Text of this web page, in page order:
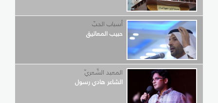
أسباب الحبّ
حبيب المعاتيق
المعبد الشّعريّ
الشاعر هادي رسول